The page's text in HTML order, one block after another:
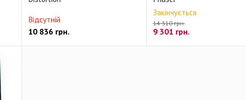
Відсутній
10 836грн.
Закінчується
14 310 грн.
9 301 грн.